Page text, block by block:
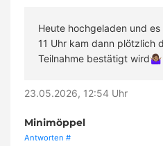
Heute hochgeladen und
11 Uhr kam dann plötzlich
Teilnahme bestätigt wird🤷🏽‍♀️
23.05.2026, 12:54 Uhr
Minimöppel
Antworten #